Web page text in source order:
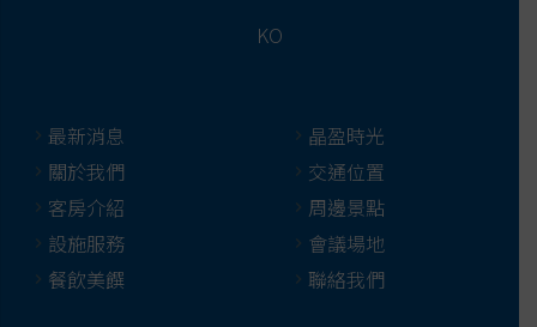
KO
最新消息
關於我們
客房介紹
設施服務
餐飲美饌
晶盈時光
交通位置
周邊景點
會議場地
聯絡我們